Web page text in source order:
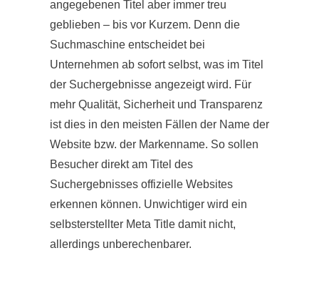
angegebenen Titel aber immer treu
geblieben – bis vor Kurzem. Denn die
Suchmaschine entscheidet bei
Unternehmen ab sofort selbst, was im Titel
der Suchergebnisse angezeigt wird. Für
mehr Qualität, Sicherheit und Transparenz
ist dies in den meisten Fällen der Name der
Website bzw. der Markenname. So sollen
Besucher direkt am Titel des
Suchergebnisses offizielle Websites
erkennen können. Unwichtiger wird ein
selbsterstellter Meta Title damit nicht,
allerdings unberechenbarer.